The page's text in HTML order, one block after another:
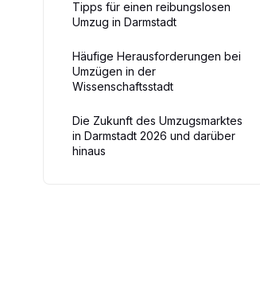
Tipps für einen reibungslosen
Umzug in Darmstadt
Häufige Herausforderungen bei
Umzügen in der
Wissenschaftsstadt
Die Zukunft des Umzugsmarktes
in Darmstadt 2026 und darüber
hinaus